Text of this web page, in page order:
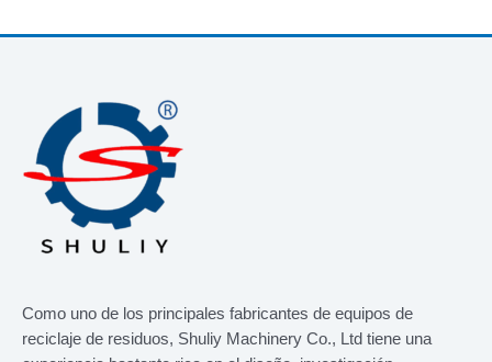
Como uno de los principales fabricantes de equipos de
reciclaje de residuos, Shuliy Machinery Co., Ltd tiene una